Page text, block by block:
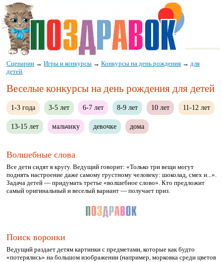
Сценарии →Игры и конкурсы →Конкурсы на день рождения → для
детей
Веселые конкурсы на день рождения для детей
1-3 года 3-5 лет 6-7 лет 8-9 лет 10 лет 11-12 лет
13-15 лет мальчику девочке дома
Волшебные слова
Все дети сидят в кругу. Ведущий говорит: «Только три вещи могут
поднять настроение даже самому грустному человеку: шоколад, смех и...».
Задача детей — придумать третье «волшебное слово». Кто предложит
самый оригинальный и веселый вариант — получает приз.
Поиск воронки
Ведущий раздает детям картинки с предметами, которые как будто
«потерялись» на большом изображении (например, морковка среди цветов